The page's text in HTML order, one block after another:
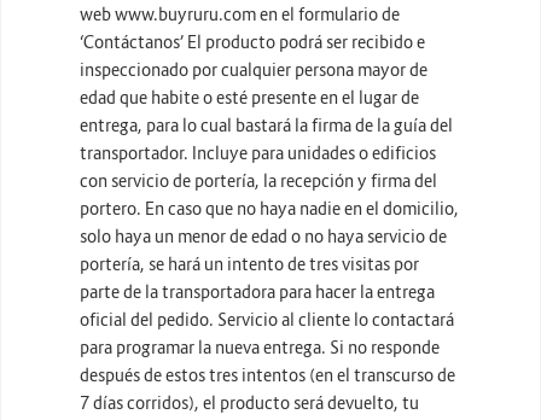
web www.buyruru.com en el formulario de
‘Contáctanos’ El producto podrá ser recibido e
inspeccionado por cualquier persona mayor de
edad que habite o esté presente en el lugar de
entrega, para lo cual bastará la firma de la guía del
transportador. Incluye para unidades o edificios
con servicio de portería, la recepción y firma del
portero. En caso que no haya nadie en el domicilio,
solo haya un menor de edad o no haya servicio de
portería, se hará un intento de tres visitas por
parte de la transportadora para hacer la entrega
oficial del pedido. Servicio al cliente lo contactará
para programar la nueva entrega. Si no responde
después de estos tres intentos (en el transcurso de
7 días corridos), el producto será devuelto, tu